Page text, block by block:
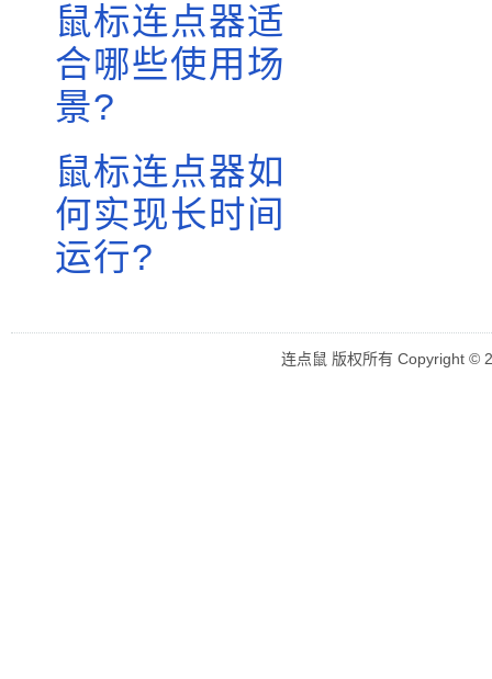
鼠标连点器适
合哪些使用场
景?
鼠标连点器如
何实现长时间
运行?
连点鼠 版权所有 Copyright ©